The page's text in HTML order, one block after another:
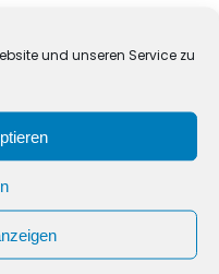
und unseren Service zu
Next